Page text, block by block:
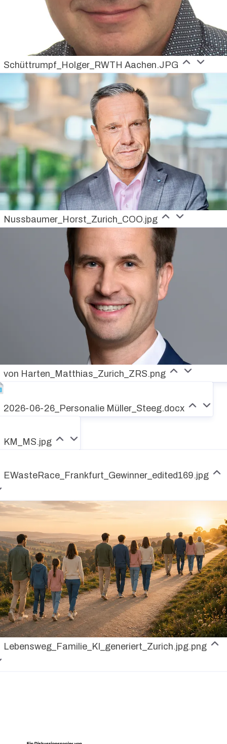
Schüttrumpf_Holger_RWTH Aachen.JPG
Nussbaumer_Horst_Zurich_COO.jpg
von Harten_Matthias_Zurich_ZRS.png
2026-06-26_Personalie Müller_Steeg.docx
KM_MS.jpg
EWasteRace_Frankfurt_Gewinner_edited169.jpg
Lebensweg_Familie_KI_generiert_Zurich.jpg.png